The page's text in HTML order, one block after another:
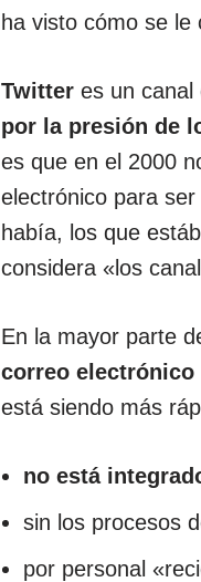
ha visto cómo se le
Twitter es un
por la presión de
es que en el 2000
electrónico para
había, los que
considera «los
En la mayor parte
correo electrónico
está siendo más
no está
sin los procesos
por personal